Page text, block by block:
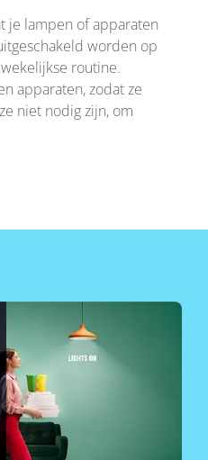
je lampen of apparaten
worden op
routine.
apparaten, zodat ze
niet nodig zijn, om